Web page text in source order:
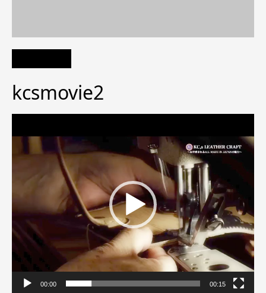
kcsmovie2
動
プ
00:00 00:15